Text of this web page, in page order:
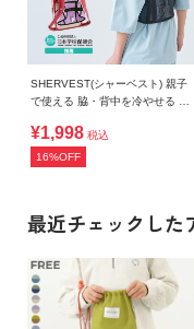
SHERVEST(シャーベスト) 親子
で使える 脇・背中を冷やせる メ
¥1,998 税込
16%OFF
最近チェックした